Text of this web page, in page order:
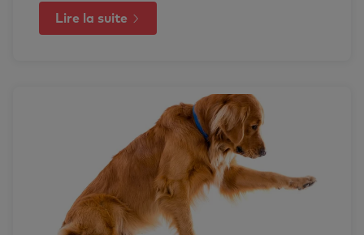
Lire la suite